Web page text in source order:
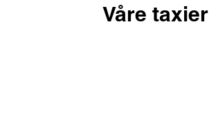
Våre taxier